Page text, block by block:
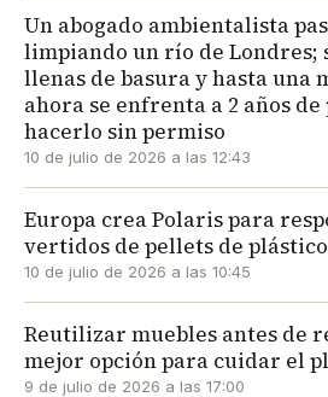
Un abogado ambientalista
limpiando un río de Londres;
llenas de basura y hasta una
ahora se enfrenta a 2 años
hacerlo sin permiso
10 de julio de 2026 a las 12:43
Europa crea Polaris para
vertidos de pellets de
10 de julio de 2026 a las 10:45
Reutilizar muebles antes de
mejor opción para cuidar el
9 de julio de 2026 a las 17:00